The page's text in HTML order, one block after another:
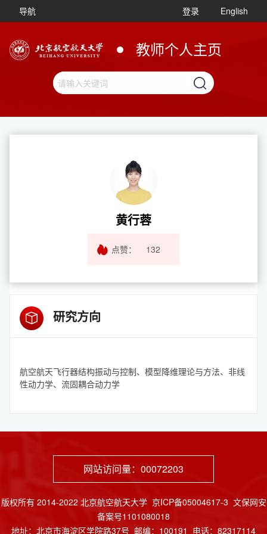
导航 登录 English
教师个人主页
黄行蓉
点赞： 132
研究方向
航空航天飞行器结构振动与控制、模型降维理论与方法、非线
性动力学、流固耦合动力学
网站访问量： 00072203
版权所有 2014-2022 北京航空航天大学 京ICP备05004617-3 文保网安
备案号1101080018
地址：北京市海淀区学院路37号 邮编：100191 电话：82317114